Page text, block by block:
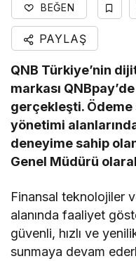
BEĞEN
PAYLAŞ
QNB Türkiye’nin
markası
gerçekleşti.
yönetimi
deneyime sahip
Genel Müdürü
Finansal teknolojiler
alanında faaliyet
güvenli, hızlı ve
sunmaya devam